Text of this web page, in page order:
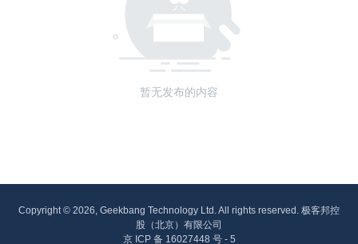
暂无发布的内容
Copyright © 2026, Geekbang Technology Ltd. All rights reserved. 极客邦控
股（北京）有限公司
京 ICP 备 16027448 号 - 5